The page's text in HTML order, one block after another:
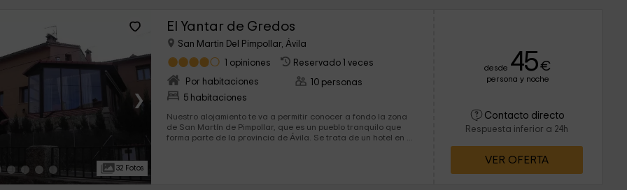
›
32 Fotos
El Yantar de Gredos
San Martin Del Pimpollar, Ávila
1 opiniones
Reservado 1 veces
Por habitaciones
5 habitaciones
10 personas
Nuestro alojamiento te va a permitir conocer a fondo la zona
de San Martín de Pimpollar, que es un pueblo tranquilo que
forma parte de la provincia de Ávila. Se trata de un hotel en el
desde 45€
persona y noche
Contacto directo
Respuesta inferior a 24h
VER OFERTA